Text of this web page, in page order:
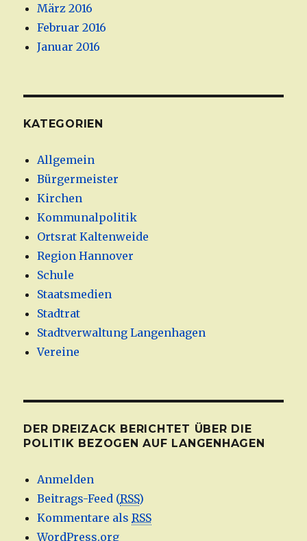
März 2016
Februar 2016
Januar 2016
KATEGORIEN
Allgemein
Bürgermeister
Kirchen
Kommunalpolitik
Ortsrat Kaltenweide
Region Hannover
Schule
Staatsmedien
Stadtrat
Stadtverwaltung Langenhagen
Vereine
DER DREIZACK BERICHTET ÜBER DIE
POLITIK BEZOGEN AUF LANGENHAGEN
Anmelden
Beitrags-Feed (RSS)
Kommentare alsRSS
WordPress.org